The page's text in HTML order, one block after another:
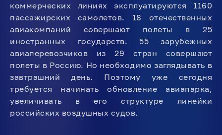
коммерческих линиях эксплуатируются 1160
пассажирских самолетов. 18 отечественных
авиакомпаний совершают полеты в 25
иностранных государств. 55 зарубежных
авиаперевозчиков из 29 стран совершают
полеты в Россию. Но необходимо заглядывать в
завтрашний день. Поэтому уже сегодня
требуется начинать обновление авиапарка,
увеличивать в его структуре линейки
российских воздушных судов.